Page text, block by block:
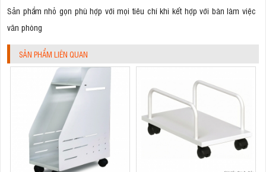
Sản phẩm nhỏ gọn phù hợp với mọi tiêu chí khi kết hợp với bàn làm việc
văn phòng
SẢN PHẨM LIÊN QUAN